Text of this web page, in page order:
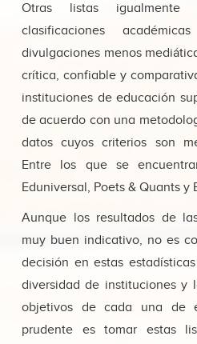
Otras listas igualmente
clasificaciones
divulgaciones menos
crítica, confiable y
instituciones de educación
de acuerdo con una
datos cuyos criterios son
Entre los que se
Eduniversal, Poets & Quants y
Aunque los resultados de
muy buen indicativo, no es
decisión en estas
diversidad de instituciones y
objetivos de cada una de
prudente es tomar estas